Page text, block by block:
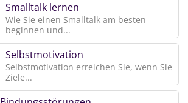
Smalltalk lernen
Wie Sie einen Smalltalk am besten
beginnen und...
Selbstmotivation
Selbstmotivation erreichen Sie, wenn Sie
Ziele...